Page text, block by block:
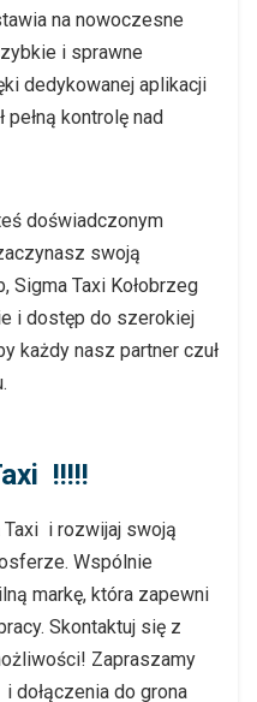
na nowoczesne
i sprawne
dedykowanej aplikacji
kontrolę nad
doświadczonym
swoją
Taxi Kołobrzeg
i dostęp do szerokiej
każdy nasz partner czuł
!!!!!
Taxi i rozwijaj swoją
Wspólnie
markę, która zapewni
Skontaktuj się z
Zapraszamy
dołączenia do grona